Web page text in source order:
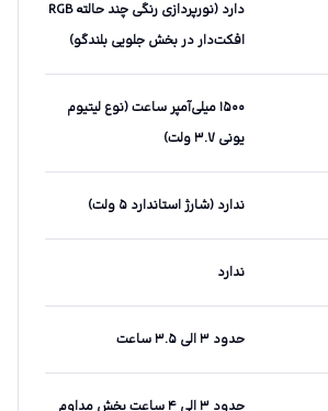
دارد (نورپردازی رنگی چند حالته RGB
افکت‌دار در بخش جلویی بلندگو)
۱۵۰۰ میلی‌آمپر ساعت (نوع لیتیوم
یونی ۳.۷ ولت)
ندارد (شارژ استاندارد ۵ ولت)
ندارد
حدود ۳ الی ۳.۵ ساعت
حدود ۳ الی ۴ ساعت پخش مداوم